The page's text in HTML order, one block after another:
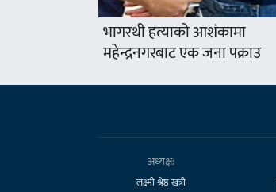
भागरथी हत्याको आशंकामा
महेन्द्रनगरबाट एक जना पक्राउ
अध्यक्ष:
लक्ष्मी श्रेष्ठ खत्री